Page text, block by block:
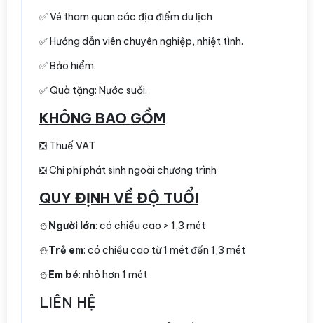
✅ Vé tham quan các địa điểm du lịch
✅ Hướng dẫn viên chuyên nghiệp, nhiệt tình.
✅ Bảo hiểm.
✅ Quà tặng: Nước suối.
KHÔNG BAO GỒM
❎ Thuế VAT
❎ Chi phí phát sinh ngoài chương trình
QUY ĐỊNH VỀ ĐỘ TUỔI
⛄️ Người lớn: có chiều cao > 1,3 mét
⛄️Trẻ em: có chiều cao từ 1 mét đến 1,3 mét
⛄️ Em bé: nhỏ hơn 1 mét
LIÊN HỆ